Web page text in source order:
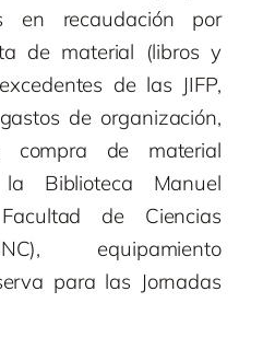
en recaudación por
de material (libros y
de las JIFP,
de organización,
de material
Biblioteca Manuel
de Ciencias
equipamiento
para las Jornadas